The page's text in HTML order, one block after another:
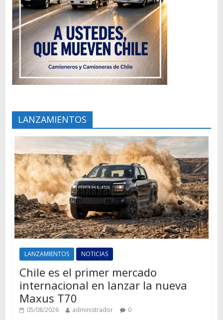
LANZAMIENTOS
LANZAMIENTOS NOTICIAS
Chile es el primer mercado
internacional en lanzar la nueva
Maxus T70
05/08/2026 administrador 0